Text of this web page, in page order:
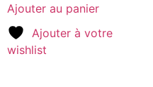
Ajouter au panier
Ajouter à votre
wishlist